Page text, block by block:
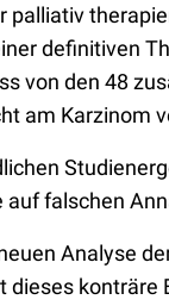
palliativ
definitiven
von den 48
am Karzinom
auf falschen
Analyse
dieses konträre